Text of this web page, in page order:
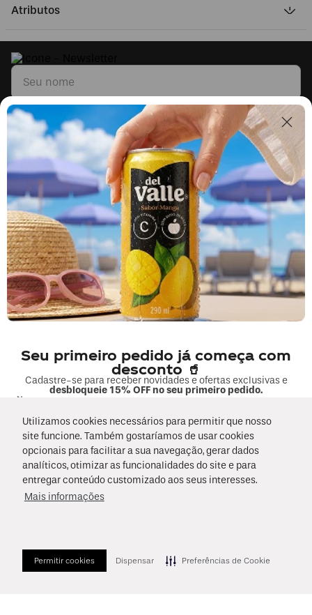
Utilizamos cookies necessários para permitir que nosso
site funcione. Também gostaríamos de usar cookies
opcionais para facilitar a sua navegação, gerar dados
analíticos, otimizar as funcionalidades do site e para
entregar conteúdo customizado aos seus interesses.
Mais informações
Permitir cookies Dispensar Preferências de Cookie
Seu primeiro pedido já começa com
desconto 🥤
Cadastre-se para receber novidades e ofertas exclusivas e
desbloqueie 15% OFF no seu primeiro pedido.
Nome
E-mail
Data de Nascimento
Cadastrar!
Atributos
Li e concordo com osTermos & CondiçõesePolíticas de Privacidade
Segunda a sexta, das 9h às 17h.
Exceto feriados.
0800 023 5338
Fale sobre seu pedido
COMPRAS
MINHA CONTA
EMPRESA
FORMAS DE PAGAMENTO E SEGURANÇA
2026 © Copyright Coca-Cola Andina. Todos os direitos reservados.